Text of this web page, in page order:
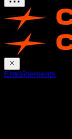
Entraînements